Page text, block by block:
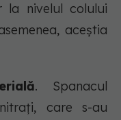
la nivelul colului
aceștia
. Spanacul
care s-au